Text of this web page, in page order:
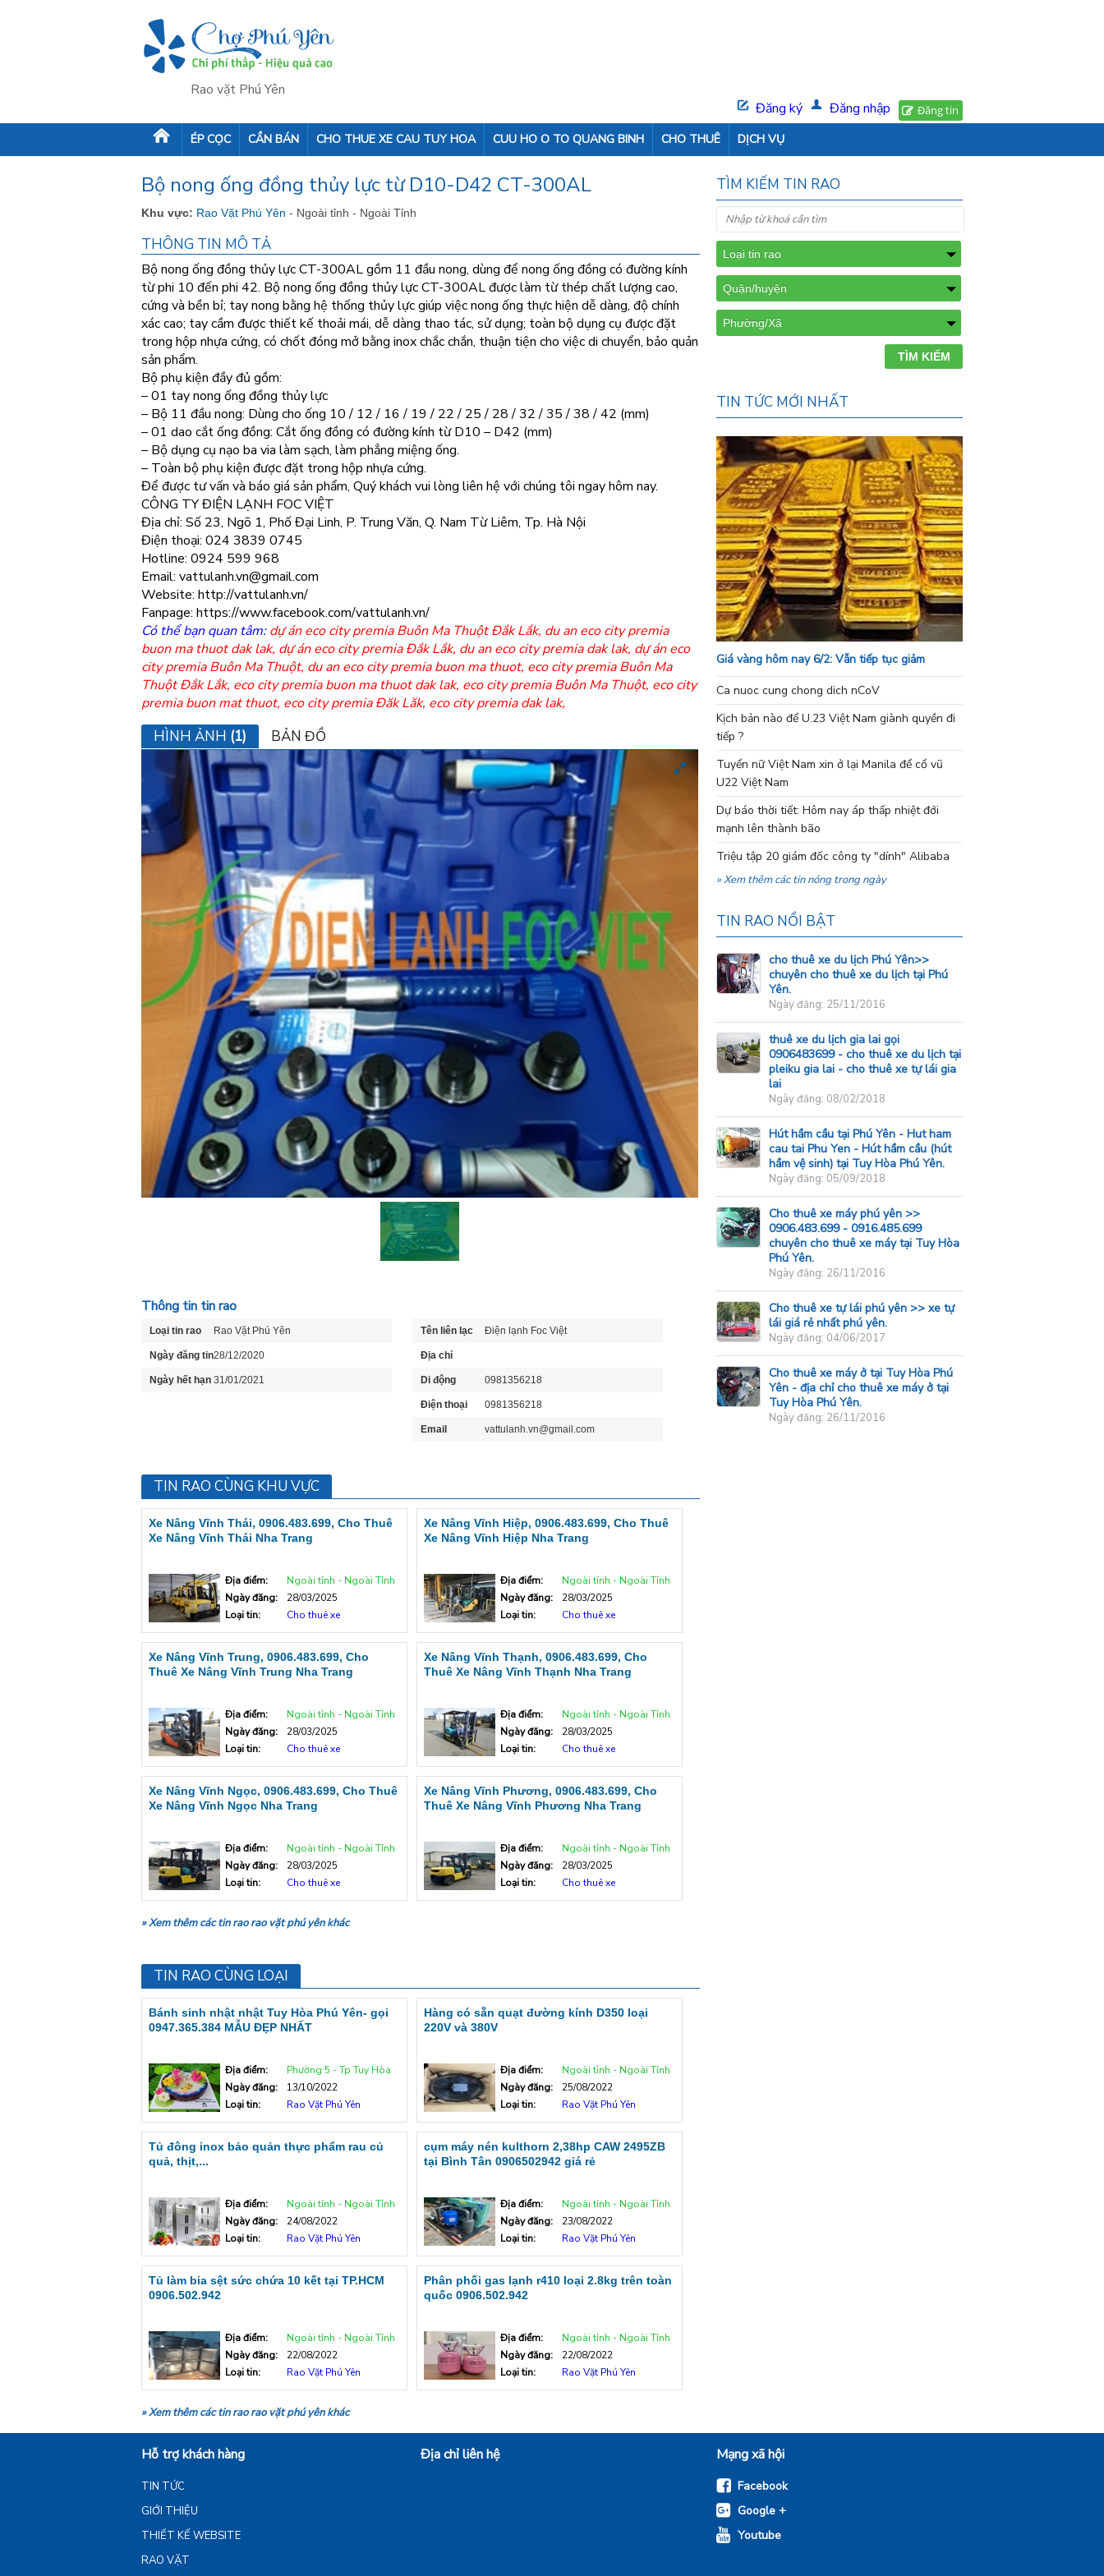
Rao vặt Phú Yên
Đăng tin
Đăng nhập
Đăng ký
ÉP CỌC CẦN BÁN CHO THUE XE CAU TUY HOA CUU HO O TO QUANG BINH CHO THUÊ DỊCH VỤ
Bộ nong ống đồng thủy lực từ D10-D42 CT-300AL
Khu vực: Rao Vặt Phú Yên - Ngoài tỉnh - Ngoài Tỉnh
THÔNG TIN MÔ TẢ
Bộ nong ống đồng thủy lực CT-300AL gồm 11 đầu nong, dùng để nong ống đồng có đường kính
từ phi 10 đến phi 42. Bộ nong ống đồng thủy lực CT-300AL được làm từ thép chất lượng cao,
cứng và bền bỉ; tay nong bằng hệ thống thủy lực giúp việc nong ống thực hiện dễ dàng, độ chính
xác cao; tay cầm được thiết kế thoải mái, dễ dàng thao tác, sử dụng; toàn bộ dụng cụ được đặt
trong hộp nhựa cứng, có chốt đóng mở bằng inox chắc chắn, thuận tiện cho việc di chuyển, bảo quản
sản phẩm.
Bộ phụ kiện đầy đủ gồm:
– 01 tay nong ống đồng thủy lực
– Bộ 11 đầu nong: Dùng cho ống 10 / 12 / 16 / 19 / 22 / 25 / 28 / 32 / 35 / 38 / 42 (mm)
– 01 dao cắt ống đồng: Cắt ống đồng có đường kính từ D10 – D42 (mm)
– Bộ dụng cụ nạo ba via làm sạch, làm phẳng miệng ống.
– Toàn bộ phụ kiện được đặt trong hộp nhựa cứng.
Để được tư vấn và báo giá sản phẩm, Quý khách vui lòng liên hệ với chúng tôi ngay hôm nay.
CÔNG TY ĐIỆN LẠNH FOC VIỆT
Địa chỉ: Số 23, Ngõ 1, Phố Đại Linh, P. Trung Văn, Q. Nam Từ Liêm, Tp. Hà Nội
Điện thoại: 024 3839 0745
Hotline: 0924 599 968
Email: vattulanh.vn@gmail.com
Website: http://vattulanh.vn/
Fanpage: https://www.facebook.com/vattulanh.vn/
Có thể bạn quan tâm: dự án eco city premia Buôn Ma Thuột Đắk Lắk, du an eco city premia
buon ma thuot dak lak, dự án eco city premia Đắk Lắk, du an eco city premia dak lak, dự án eco
city premia Buôn Ma Thuột, du an eco city premia buon ma thuot, eco city premia Buôn Ma
Thuột Đắk Lắk, eco city premia buon ma thuot dak lak, eco city premia Buôn Ma Thuột, eco city
premia buon mat thuot, eco city premia Đăk Lăk, eco city premia dak lak,
HÌNH ẢNH (1) BẢN ĐỒ
Thông tin tin rao
Loại tin rao Rao Vặt Phú Yên
Ngày đăng tin28/12/2020
Ngày hết hạn 31/01/2021
Tên liên lạc Điện lạnh Foc Việt
Địa chỉ
Di động 0981356218
Điện thoại 0981356218
Email vattulanh.vn@gmail.com
TIN RAO CÙNG KHU VỰC
Xe Nâng Vĩnh Thái, 0906.483.699, Cho Thuê
Xe Nâng Vĩnh Thái Nha Trang
Địa điểm:
Ngoài tỉnh - Ngoài Tỉnh
Ngày đăng:
28/03/2025
Loại tin:
Cho thuê xe
Xe Nâng Vĩnh Hiệp, 0906.483.699, Cho Thuê
Xe Nâng Vĩnh Hiệp Nha Trang
Địa điểm:
Ngoài tỉnh - Ngoài Tỉnh
Ngày đăng:
28/03/2025
Loại tin:
Cho thuê xe
Xe Nâng Vĩnh Trung, 0906.483.699, Cho
Thuê Xe Nâng Vĩnh Trung Nha Trang
Địa điểm:
Ngoài tỉnh - Ngoài Tỉnh
Ngày đăng:
28/03/2025
Loại tin:
Cho thuê xe
Xe Nâng Vĩnh Thạnh, 0906.483.699, Cho
Thuê Xe Nâng Vĩnh Thạnh Nha Trang
Địa điểm:
Ngoài tỉnh - Ngoài Tỉnh
Ngày đăng:
28/03/2025
Loại tin:
Cho thuê xe
Xe Nâng Vĩnh Ngọc, 0906.483.699, Cho Thuê
Xe Nâng Vĩnh Ngọc Nha Trang
Địa điểm:
Ngoài tỉnh - Ngoài Tỉnh
Ngày đăng:
28/03/2025
Loại tin:
Cho thuê xe
Xe Nâng Vĩnh Phương, 0906.483.699, Cho
Thuê Xe Nâng Vĩnh Phương Nha Trang
Địa điểm:
Ngoài tỉnh - Ngoài Tỉnh
Ngày đăng:
28/03/2025
Loại tin:
Cho thuê xe
» Xem thêm các tin rao rao vặt phú yên khác
TIN RAO CÙNG LOẠI
Bánh sinh nhật nhật Tuy Hòa Phú Yên- gọi
0947.365.384 MẪU ĐẸP NHẤT
Địa điểm:
Phường 5 - Tp Tuy Hòa
Ngày đăng:
13/10/2022
Loại tin:
Rao Vặt Phú Yên
Hàng có sẵn quạt đường kính D350 loại
220V và 380V
Địa điểm:
Ngoài tỉnh - Ngoài Tỉnh
Ngày đăng:
25/08/2022
Loại tin:
Rao Vặt Phú Yên
Tủ đông inox bảo quản thực phẩm rau củ
quả, thịt,...
Địa điểm:
Ngoài tỉnh - Ngoài Tỉnh
Ngày đăng:
24/08/2022
Loại tin:
Rao Vặt Phú Yên
cụm máy nén kulthorn 2,38hp CAW 2495ZB
tại Bình Tân 0906502942 giá rẻ
Địa điểm:
Ngoài tỉnh - Ngoài Tỉnh
Ngày đăng:
23/08/2022
Loại tin:
Rao Vặt Phú Yên
Tủ làm bia sệt sức chứa 10 kết tại TP.HCM
0906.502.942
Địa điểm:
Ngoài tỉnh - Ngoài Tỉnh
Ngày đăng:
22/08/2022
Loại tin:
Rao Vặt Phú Yên
Phân phối gas lạnh r410 loại 2.8kg trên toàn
quốc 0906.502.942
Địa điểm:
Ngoài tỉnh - Ngoài Tỉnh
Ngày đăng:
22/08/2022
Loại tin:
Rao Vặt Phú Yên
» Xem thêm các tin rao rao vặt phú yên khác
TÌM KIẾM TIN RAO
TIN TỨC MỚI NHẤT
Giá vàng hôm nay 6/2: Vẫn tiếp tục giảm
Ca nuoc cung chong dich nCoV
Kịch bản nào để U.23 Việt Nam giành quyền đi
tiếp ?
Tuyển nữ Việt Nam xin ở lại Manila để cổ vũ
U22 Việt Nam
Dự báo thời tiết: Hôm nay áp thấp nhiệt đới
mạnh lên thành bão
Triệu tập 20 giám đốc công ty "dính" Alibaba
» Xem thêm các tin nóng trong ngày
TIN RAO NỔI BẬT
cho thuê xe du lịch Phú Yên>>
chuyên cho thuê xe du lịch tại Phú
Yên.
Ngày đăng: 25/11/2016
thuê xe du lịch gia lai gọi
0906483699 - cho thuê xe du lịch tại
pleiku gia lai - cho thuê xe tự lái gia
lai
Ngày đăng: 08/02/2018
Hút hầm cầu tại Phú Yên - Hut ham
cau tai Phu Yen - Hút hầm cầu (hút
hầm vệ sinh) tại Tuy Hòa Phú Yên.
Ngày đăng: 05/09/2018
Cho thuê xe máy phú yên >>
0906.483.699 - 0916.485.699
chuyên cho thuê xe máy tại Tuy Hòa
Phú Yên.
Ngày đăng: 26/11/2016
Cho thuê xe tự lái phú yên >> xe tự
lái giá rẻ nhất phú yên.
Ngày đăng: 04/06/2017
Cho thuê xe máy ở tại Tuy Hòa Phú
Yên - địa chỉ cho thuê xe máy ở tại
Tuy Hòa Phú Yên.
Ngày đăng: 26/11/2016
Hỗ trợ khách hàng
TIN TỨC
GIỚI THIỆU
THIẾT KẾ WEBSITE
RAO VẶT
Địa chỉ liên hệ Mạng xã hội
Facebook
Google +
Youtube